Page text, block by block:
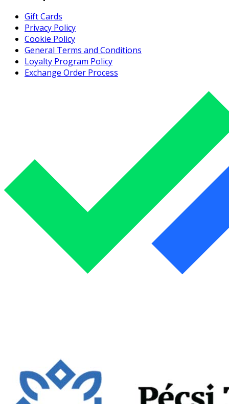
Gift Cards
Privacy Policy
Cookie Policy
General Terms and Conditions
Loyalty Program Policy
Exchange Order Process